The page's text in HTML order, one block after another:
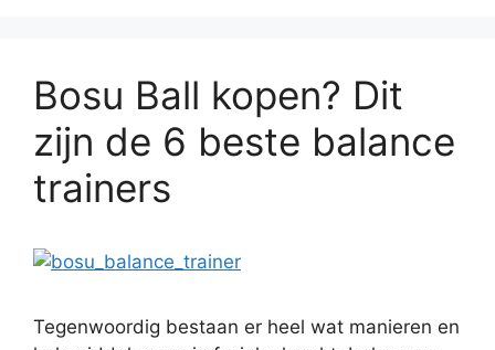
Bosu Ball kopen? Dit
zijn de 6 beste balance
trainers
Tegenwoordig bestaan er heel wat manieren en